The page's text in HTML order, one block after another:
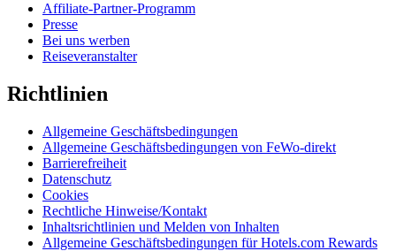
Affiliate-Partner-Programm
Presse
Bei uns werben
Reiseveranstalter
Richtlinien
Allgemeine Geschäftsbedingungen
Allgemeine Geschäftsbedingungen von FeWo-direkt
Barrierefreiheit
Datenschutz
Cookies
Rechtliche Hinweise/Kontakt
Inhaltsrichtlinien und Melden von Inhalten
Allgemeine Geschäftsbedingungen für Hotels.com Rewards